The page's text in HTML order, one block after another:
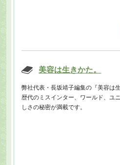
美容は生きかた。
弊社代表・長坂靖子編集の『美容は
歴代のミスインター、ワールド、ユ
しさの秘密が満載です。